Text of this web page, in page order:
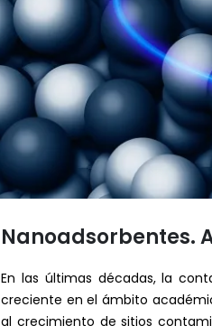
Nanoadsorbentes.
En las últimas décadas, la
creciente en el ámbito
al crecimiento de sitios